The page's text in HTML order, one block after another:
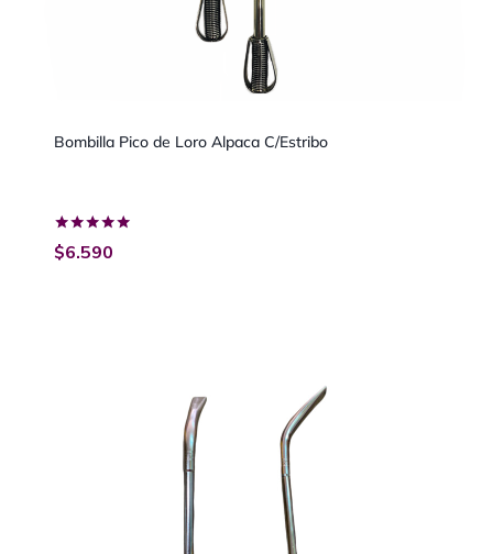
Bombilla Pico de Loro Alpaca C/Estribo
Valorado
con
$6.590